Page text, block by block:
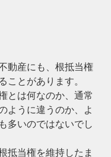
動産にも、根抵当権
ことがあります。
とは何なのか、通常
ように違うのか、よ
多いのではないでし
抵当権を維持したま